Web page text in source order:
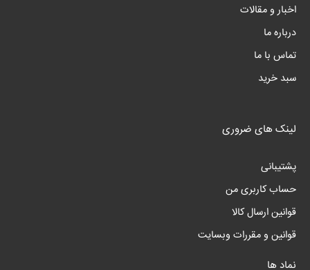
اخبار و مقالات
درباره ما
تماس با ما
سبد خرید
لینک های ضروری
پشتیبانی
حساب کاربری من
قوانین ارسال کالا
قوانین و مقررات وبسایت
نماد ها